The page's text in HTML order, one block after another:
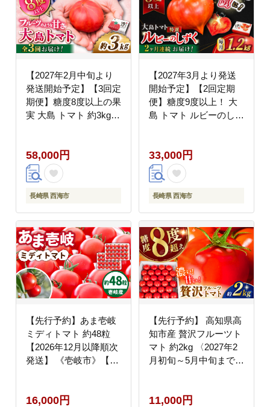
【2027年2月中旬より
発送開始予定】【3回定
期便】糖度8度以上の果
実 大島 トマト 約3kg＜
58,000円
長崎県 西海市
【2027年3月より発送
開始予定】【2回定期
便】糖度9度以上！ 大
島 トマト ルビーのしず
33,000円
長崎県 西海市
【先行予約】あま壱岐
ミディトマト 約48粒
【2026年12月以降順次
発送】 《壱岐市》【壱
ギフト プレゼント 贈り
16,000円
【先行予約】 高知県高
知市産 贅沢フルーツト
マト 約2kg 〈2027年2
月初旬～5月中旬まで発
ロ 野菜 果物 サラダ お
11,000円